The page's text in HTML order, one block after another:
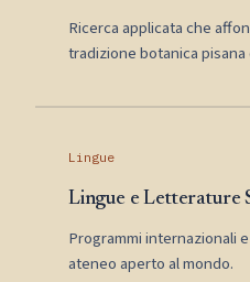
Ricerca applicata che
tradizione botanica
Lingue
Lingue e Letterature
Programmi internazionali
ateneo aperto al mondo.